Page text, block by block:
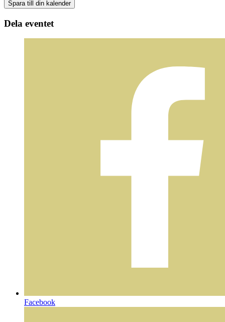
Dela eventet
Facebook